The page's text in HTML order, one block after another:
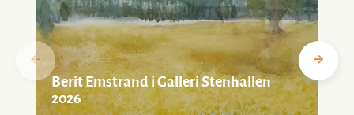
Berit Emstrand i Galleri Stenhallen
2026